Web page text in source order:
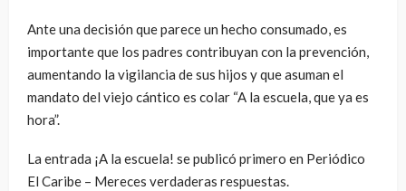
Ante una decisión que parece un hecho consumado, es
importante que los padres contribuyan con la prevención,
aumentando la vigilancia de sus hijos y que asuman el
mandato del viejo cántico es colar “A la escuela, que ya es
hora”.
La entrada ¡A la escuela! se publicó primero en Periódico
El Caribe – Mereces verdaderas respuestas.